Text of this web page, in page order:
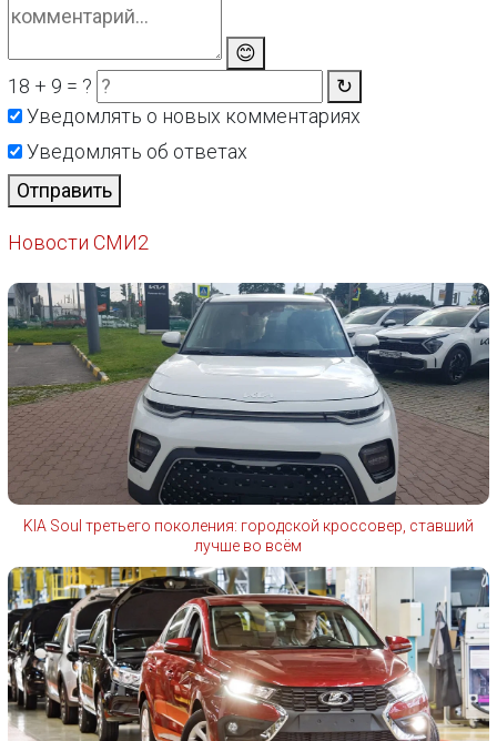
😊
18 + 9 = ?
↻
Уведомлять о новых комментариях
Уведомлять об ответах
Отправить
Новости СМИ2
KIA Soul третьего поколения: городской кроссовер, ставший
лучше во всём